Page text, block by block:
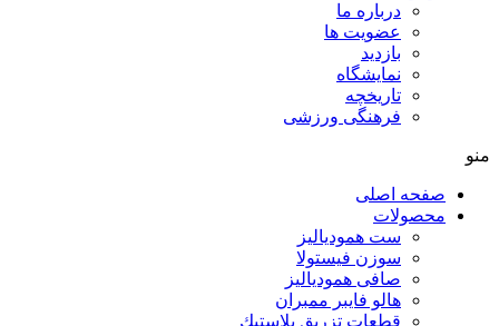
درباره ما
عضویت ها
بازدید
نمایشگاه
تاريخچه
فرهنگی ورزشی
منو
صفحه اصلی
محصولات
ست همودیالیز
سوزن فیستولا
صافی همودیالیز
هالو فایبر ممبران
قطعات تزريق پلاستيك